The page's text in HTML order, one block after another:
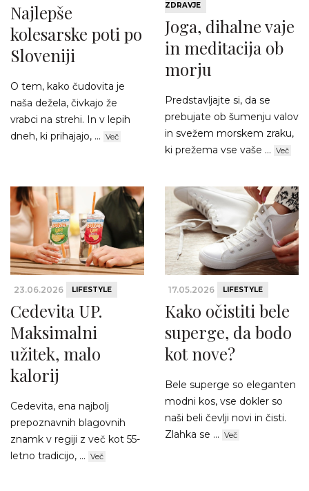
Najlepše
kolesarske poti po
Sloveniji
O tem, kako čudovita je
naša dežela, čivkajo že
vrabci na strehi. In v lepih
dneh, ki prihajajo, ... Več
ZDRAVJE
Joga, dihalne vaje
in meditacija ob
morju
Predstavljajte si, da se
prebujate ob šumenju valov
in svežem morskem zraku,
ki prežema vse vaše ... Več
23.06.2026 LIFESTYLE
Cedevita UP.
Maksimalni
užitek, malo
kalorij
Cedevita, ena najbolj
prepoznavnih blagovnih
znamk v regiji z več kot 55-
letno tradicijo, ... Več
17.05.2026 LIFESTYLE
Kako očistiti bele
superge, da bodo
kot nove?
Bele superge so eleganten
modni kos, vse dokler so
naši beli čevlji novi in čisti.
Zlahka se ... Več